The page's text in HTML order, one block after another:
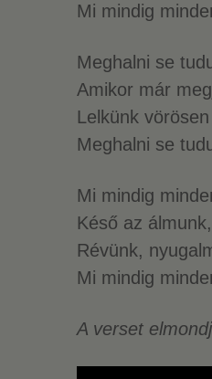
Mi mindig
Meghalni se
Amikor már
Lelkünk
Meghalni se
Mi mindig
Késő az
Révünk,
Mi mindig
A verset